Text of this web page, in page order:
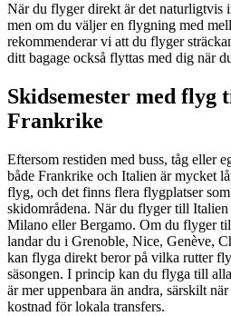
När du flyger direkt är det naturligtvis
men om du väljer en flygning med
rekommenderar vi att du flyger
ditt bagage också flyttas med dig när
Skidsemester med flyg
Frankrike
Eftersom restiden med buss, tåg eller
både Frankrike och Italien är mycket
flyg, och det finns flera flygplatser
skidområdena. När du flyger till
Milano eller Bergamo. Om du flyger
landar du i Grenoble, Nice, Genève,
kan flyga direkt beror på vilka rutter
säsongen. I princip kan du flyga till
är mer uppenbara än andra, särskilt
kostnad för lokala transfers.